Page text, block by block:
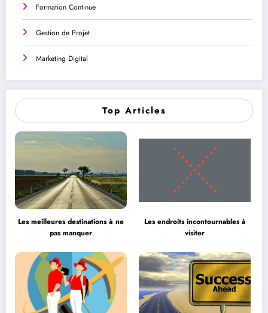
Formation Continue
Gestion de Projet
Marketing Digital
Top Articles
Les meilleures destinations à ne
pas manquer
Les endroits incontournables à
visiter